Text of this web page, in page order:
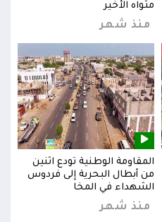
مثواه الأخير
منذ شهر
المقاومة الوطنية تودع اثنين
من أبطال البحرية إلى فردوس
الشهداء في المخا
منذ شهر